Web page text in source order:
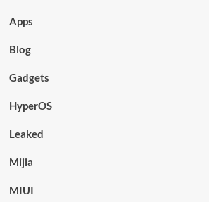
Apps
Blog
Gadgets
HyperOS
Leaked
Mijia
MIUI